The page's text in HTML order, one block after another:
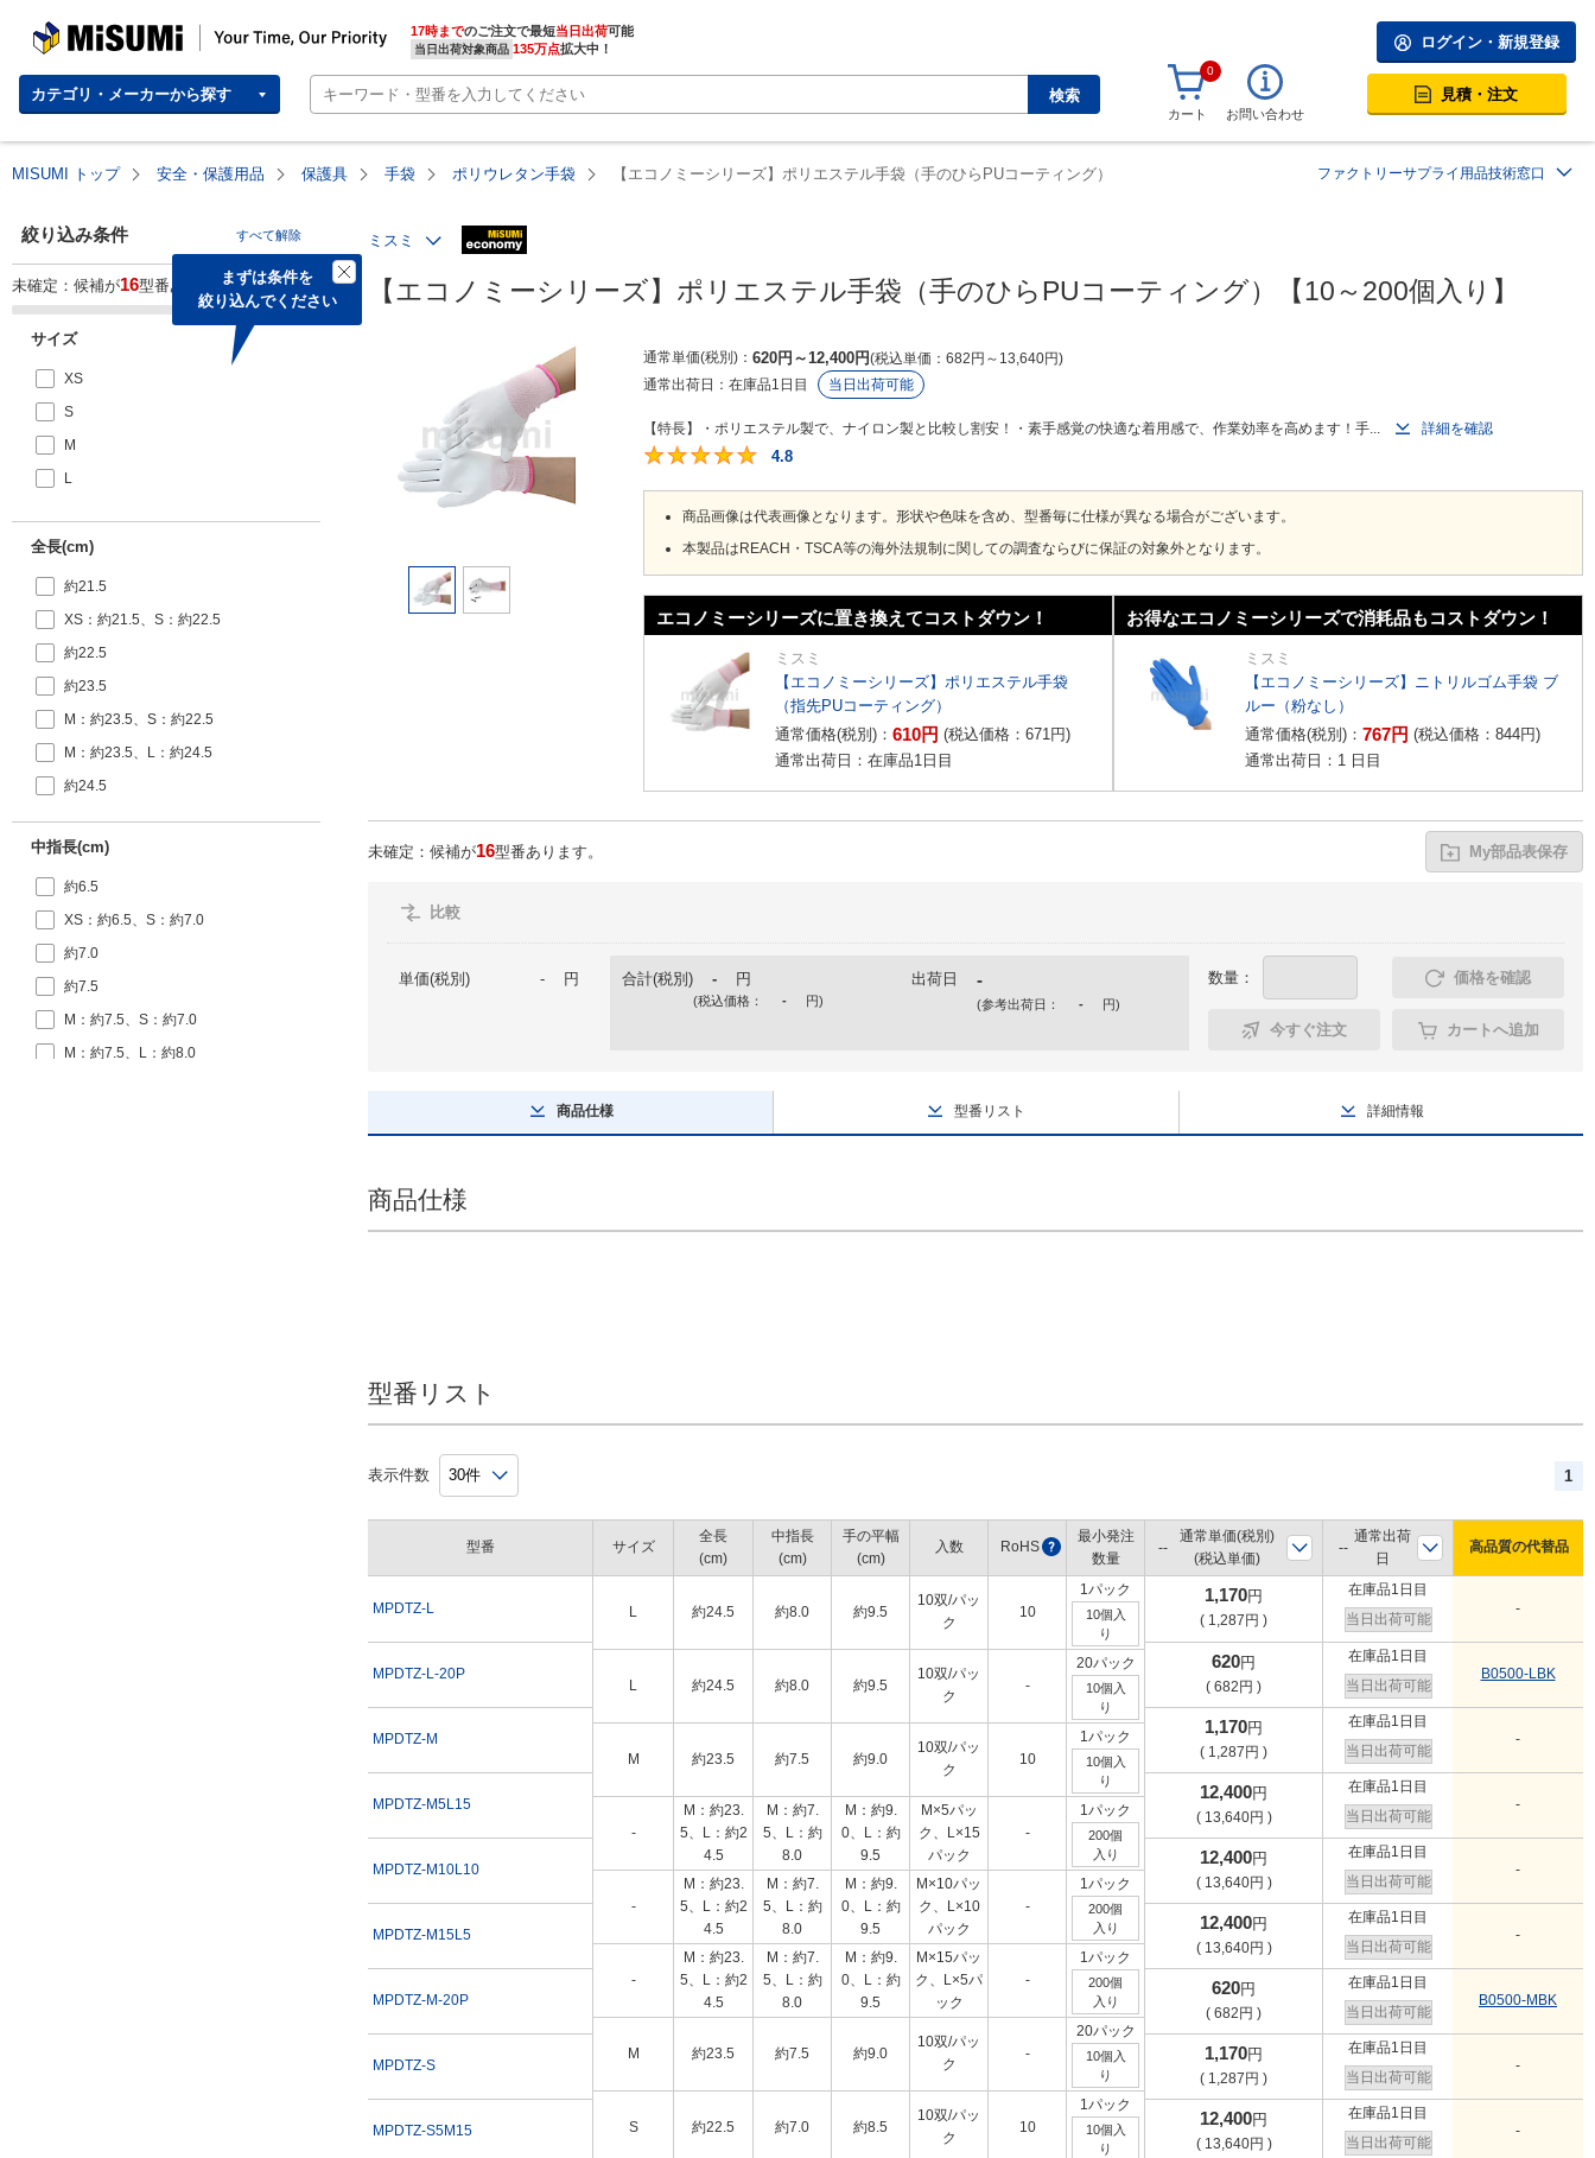
MISUMI | Your Time, Our Priority 17時までのご注文で最短当日出荷
当日出荷対象商品 135万点拡大中！
カテゴリ・メーカーから探す 検索
ログイン・新規登録
0
カート お問い合わせ
見積・注文
MISUMI トップ 安全・保護用品 保護具 手袋 ポリウレタン手袋 【エコノミーシリーズ】ポリエステル手袋（手のひらPUコーティング） ファクトリーサプライ用品技術窓口
絞り込み条件 すべて解除
まずは条件を
絞り込んでください
未確定：候補が16型番あります。
サイズ
XS
S
M
L
全長(cm)
約21.5
XS：約21.5、S：約22.5
約22.5
約23.5
M：約23.5、S：約22.5
M：約23.5、L：約24.5
約24.5
中指長(cm)
約6.5
XS：約6.5、S：約7.0
約7.0
約7.5
M：約7.5、S：約7.0
M：約7.5、L：約8.0
ミスミ
【エコノミーシリーズ】ポリエステル手袋（手のひらPUコーティング）【10～200個入り】
通常単価(税別) 620円 ～12,400円 税込単価 682円 ～ 13,640円
通常出荷日： 在庫品1日目 当日出荷可能
【特長】・ポリエステル製で、ナイロン製と比較し割安！・素手感覚の快適な着用感で、作業効率を高めます！手...
詳細を確認
4.8
商品画像は代表画像となります。形状や色味を含め、型番毎に仕様が異なる場合がございます。
本製品はREACH・TSCA等の海外法規制に関しての調査ならびに保証の対象外となります。
エコノミーシリーズに置き換えてコストダウン！
ミスミ
【エコノミーシリーズ】ポリエステル手袋
（指先PUコーティング）
通常価格(税別)： 610円 (税込価格： 671円)
通常出荷日：在庫品1日目
お得なエコノミーシリーズで消耗品もコストダウン！
ミスミ
【エコノミーシリーズ】ニトリルゴム手袋 ブ
ルー（粉なし）
通常価格(税別)： 767円 (税込価格： 844円)
通常出荷日：1 日目
未確定：候補が16型番あります。 My部品表保存
比較
単価(税別) - 円 合計(税別) - 円
(税込価格： - 円)
出荷日 -
(参考出荷日： - 円)
数量： 価格を確認
今すぐ注文 カートへ追加
商品仕様 型番リスト 詳細情報
商品仕様
型番リスト
表示件数 1
型番
MPDTZ-L
MPDTZ-L-20P
MPDTZ-M
MPDTZ-M5L15
MPDTZ-M10L10
MPDTZ-M15L5
MPDTZ-M-20P
MPDTZ-S
MPDTZ-S5M15
サイズ
全長
(cm)
中指長
(cm)
手の平幅
(cm)
入数 RoHS ?
最小発注
数量
L 約24.5 約8.0 約9.5
10双/パッ
ク
10
1パック
10個入
り
L 約24.5 約8.0 約9.5
10双/パッ
ク
-
20パック
10個入
り
M 約23.5 約7.5 約9.0
10双/パッ
ク
10
1パック
10個入
り
-
M：約23.
5、L：約2
4.5
M：約7.
5、L：約
8.0
M：約9.
0、L：約
9.5
M×5パッ
ク、L×15
パック
-
1パック
200個
入り
-
M：約23.
5、L：約2
4.5
M：約7.
5、L：約
8.0
M：約9.
0、L：約
9.5
M×10パッ
ク、L×10
パック
-
1パック
200個
入り
-
M：約23.
5、L：約2
4.5
M：約7.
5、L：約
8.0
M：約9.
0、L：約
9.5
M×15パッ
ク、L×5パ
ック
-
1パック
200個
入り
M 約23.5 約7.5 約9.0
10双/パッ
ク
-
20パック
10個入
り
S 約22.5 約7.0 約8.5
10双/パッ
ク
10
1パック
10個入
り
通常単価(税別)
(税込単価)
通常出荷
日
高品質の代替品
1,170円
( 1,287 円 )
在庫品1日目
当日出荷可能
-
620円
( 682 円 )
在庫品1日目
当日出荷可能
B0500-LBK
1,170円
( 1,287 円 )
在庫品1日目
当日出荷可能
-
12,400円
( 13,640円 )
在庫品1日目
当日出荷可能
-
12,400円
( 13,640円 )
在庫品1日目
当日出荷可能
-
12,400円
( 13,640円 )
在庫品1日目
当日出荷可能
-
620円
( 682 円 )
在庫品1日目
当日出荷可能
B0500-MBK
1,170円
( 1,287 円 )
在庫品1日目
当日出荷可能
-
12,400円
( 13,640円 )
在庫品1日目
当日出荷可能
-